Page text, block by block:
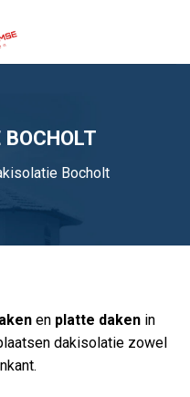
Bocholt
en platte daken in
dakisolatie zowel